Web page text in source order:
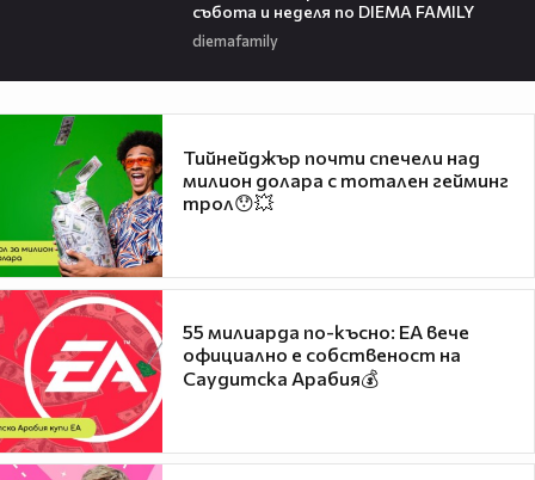
събота и неделя по DIEMA FAMILY
diemafamily
Тийнейджър почти спечели над
милион долара с тотален гейминг
трол😯💥
55 милиарда по-късно: EA вече
официално е собственост на
Саудитска Арабия💰